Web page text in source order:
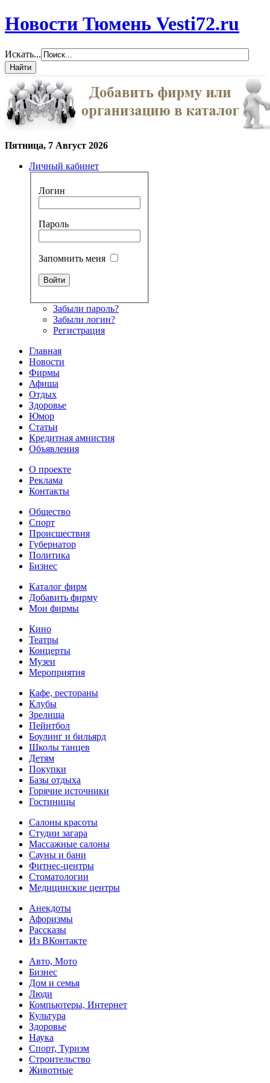
Новости Тюмень Vesti72.ru
Искать...
Пятница, 7 Август 2026
Личный кабинет
Логин
Пароль
Запомнить меня
Забыли пароль?
Забыли логин?
Регистрация
Главная
Новости
Фирмы
Афиша
Отдых
Здоровье
Юмор
Статьи
Кредитная амнистия
Объявления
О проекте
Реклама
Контакты
Общество
Спорт
Происшествия
Губернатор
Политика
Бизнес
Каталог фирм
Добавить фирму
Мои фирмы
Кино
Театры
Концерты
Музеи
Мероприятия
Кафе, рестораны
Клубы
Зрелища
Пейнтбол
Боулинг и бильярд
Школы танцев
Детям
Покупки
Базы отдыха
Горячие источники
Гостиницы
Салоны красоты
Студии загара
Массажные салоны
Сауны и бани
Фитнес-центры
Стоматологии
Медицинские центры
Анекдоты
Афоризмы
Рассказы
Из ВКонтакте
Авто, Мото
Бизнес
Дом и семья
Люди
Компьютеры, Интернет
Культура
Здоровье
Наука
Спорт, Туризм
Строительство
Животные